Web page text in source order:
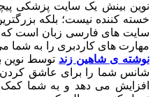
نوین بینش یک سایت پزشکی
خسته کننده نیست؛ بلکه
سایت های فارسی زبان است
مهارت های کاردبری را به شما
نوشته ی شاهین زند توسط نوین
شانس شما را برای عاشق
افزایش می دهد و به شما کمک